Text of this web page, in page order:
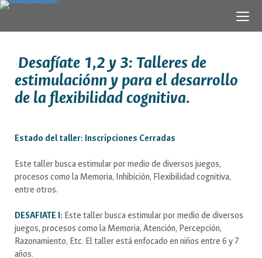
Desafíate 1,2 y 3: Talleres de
estimulaciónn y para el desarrollo
de la flexibilidad cognitiva.
Estado del taller: Inscripciones Cerradas
Este taller busca estimular por medio de diversos juegos,
procesos como la Memoria, Inhibición, Flexibilidad cognitiva,
entre otros.
DESAFIATE I: Este taller busca estimular por medio de diversos
juegos, procesos como la Memoria, Atención, Percepción,
Razonamiento, Etc. El taller está enfocado en niños entre 6 y 7
años.